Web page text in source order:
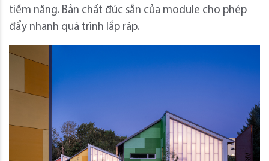
tiềm năng. Bản chất đúc sẵn của module cho phép
đẩy nhanh quá trình lắp ráp.